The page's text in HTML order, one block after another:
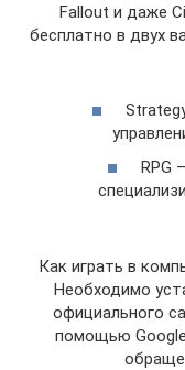
Fallout и даже
бесплатно в двух
RPG
Как играть в
Необходимо
официального
помощью